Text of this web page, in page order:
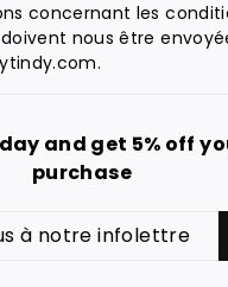
concernant les
nous être
and get 5% off
purchase